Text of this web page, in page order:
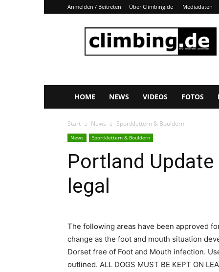
Anmelden / Beitreten Über Climbing.de Mediadaten
Climbing.de
HOME NEWS VIDEOS FOTOS
Start News Sportklettern & Bouldern
News Sportklettern & Bouldern
Portland
legal
The following areas have been approved
change as the foot and mouth situation
Dorset free of Foot and Mouth infection.
outlined. ALL DOGS MUST BE KEPT ON